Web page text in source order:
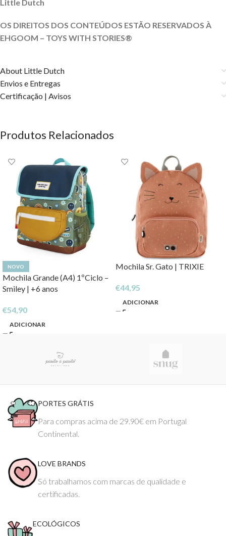
Little Dutch
OS DIREITOS DOS CONTEÚDOS ESTÃO RESERVADOS À
EHGOOM – TOYS WITH STORIES®️
About Little Dutch
Envios e Entregas
Certificação | Avisos
Produtos Relacionados
NOVO
Mochila Grande (A4) 1ºCiclo –
Smiley | +6 anos
€54,90
ADICIONAR
Mochila Sr. Gato | TRIXIE
€44,95
ADICIONAR
PORTES GRÁTIS
Para compras acima de 29.90€ em Portugal
Continental.
LOVE BRANDS
Só trabalhamos com marcas de qualidade e
certificadas.
ECOLÓGICOS